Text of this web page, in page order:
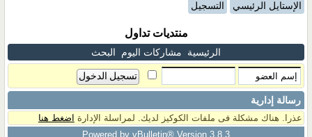
الإستايل الرئيسي التسجيل
منتديات تداول
الرئيسية مشاركات اليوم البحث
رسالة إدارية
عذرا. هناك مشكلة فى ملفات الكوكيز لديك. لمراسلة الإدارة اضغط هنا
Powered by vBulletin® Version 3.8.3